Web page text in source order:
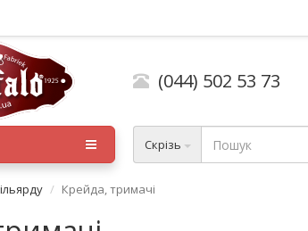
(044) 502 53 73
Скрізь
Крейда, тримачі